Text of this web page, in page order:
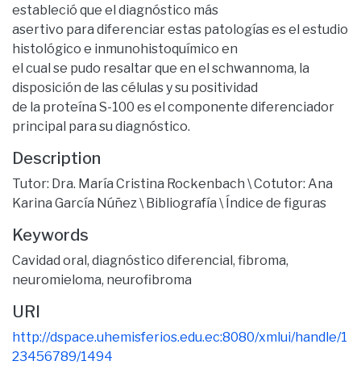
estableció que el diagnóstico más
asertivo para diferenciar estas patologías es el estudio
histológico e inmunohistoquímico en
el cual se pudo resaltar que en el schwannoma, la
disposición de las células y su positividad
de la proteína S-100 es el componente diferenciador
principal para su diagnóstico.
Description
Tutor: Dra. María Cristina Rockenbach \ Cotutor: Ana
Karina García Núñez \ Bibliografía \ Índice de figuras
Keywords
Cavidad oral, diagnóstico diferencial, fibroma,
neuromieloma, neurofibroma
URI
http://dspace.uhemisferios.edu.ec:8080/xmlui/handle/1
23456789/1494